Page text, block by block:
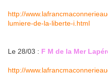
http://
lumiere-de-la-liberte-i.html
Le 28/03 : F M de la Mer
http://